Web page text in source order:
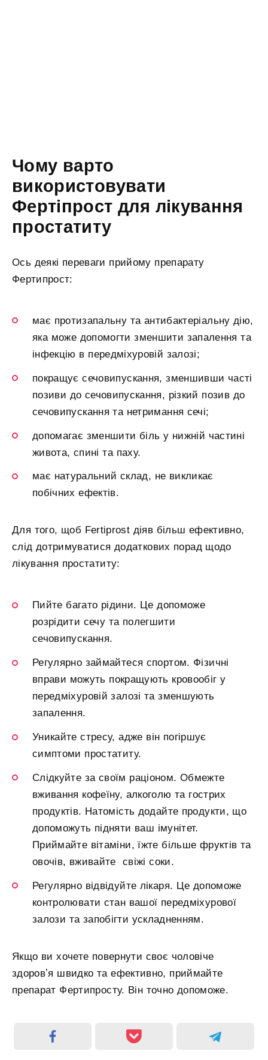
Чому варто
використовувати
Фертіпрост для лікування
простатиту
Ось деякі переваги прийому препарату
Фертипрост:
має протизапальну та антибактеріальну дію,
яка може допомогти зменшити запалення та
інфекцію в передміхуровій залозі;
покращує сечовипускання, зменшивши часті
позиви до сечовипускання, різкий позив до
сечовипускання та нетримання сечі;
допомагає зменшити біль у нижній частині
живота, спині та паху.
має натуральний склад, не викликає
побічних ефектів.
Для того, щоб Fertiprost діяв більш ефективно,
слід дотримуватися додаткових порад щодо
лікування простатиту:
Пийте багато рідини. Це допоможе
розрідити сечу та полегшити
сечовипускання.
Регулярно займайтеся спортом. Фізичні
вправи можуть покращують кровообіг у
передміхуровій залозі та зменшують
запалення.
Уникайте стресу, адже він погіршує
симптоми простатиту.
Слідкуйте за своїм раціоном. Обмежте
вживання кофеїну, алкоголю та гострих
продуктів. Натомість додайте продукти, що
допоможуть підняти ваш імунітет.
Приймайте вітаміни, їжте більше фруктів та
овочів, вживайте свіжі соки.
Регулярно відвідуйте лікаря. Це допоможе
контролювати стан вашої передміхурової
залози та запобігти ускладненням.
Якщо ви хочете повернути своє чоловіче
здоровʼя швидко та ефективно, приймайте
препарат Фертипросту. Він точно допоможе.